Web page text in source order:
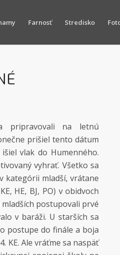
Farnosť Stredisko
pripravovali na letnú
prišiel tento dátum
vlak do Humenného.
vyhrať. Všetko sa
kategórii mladší, vrátane
HE, BJ, PO) v obidvoch
postupovali prvé
v baráži. U starších sa
postupe do finále a boja
KE. Ale vráťme sa naspäť